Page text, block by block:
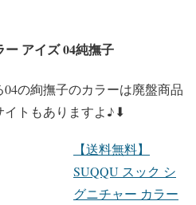
アイズ 04純撫子
04の絢撫子のカラーは廃盤商品
イトもありますよ♪⬇︎
【送料無料】
SUQQU スック シ
グニチャー カラー